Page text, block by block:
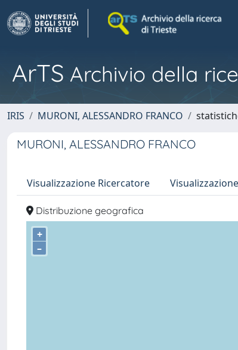
ArTS Archivio della
IRIS MURONI, ALESSANDRO FRANCO
MURONI, ALESSANDRO FRANCO
Visualizzazione Ricercatore
Distribuzione geografica
+
–